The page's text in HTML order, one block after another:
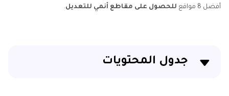
أفضل 8 مواقع
للحصول على مقاطع أنمي للتعديل.
جدول المحتويات